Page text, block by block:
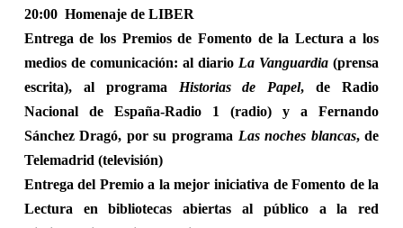
20:00 Homenaje de LIBER
Entrega de los Premios de Fomento de la Lectura a los
medios de comunicación: al diario La Vanguardia (prensa
escrita), al programa Historias de Papel, de Radio
Nacional de España-Radio 1 (radio) y a Fernando
Sánchez Dragó, por su programa Las noches blancas, de
Telemadrid (televisión)
Entrega del Premio a la mejor iniciativa de Fomento de la
Lectura en bibliotecas abiertas al público a la red